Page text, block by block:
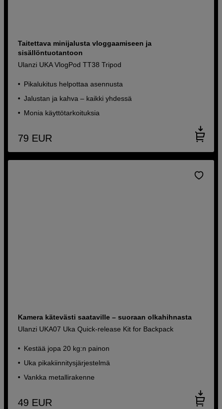
Taitettava minijalusta vloggaamiseen ja
sisällöntuotantoon
Ulanzi UKA VlogPod TT38 Tripod
Pikalukitus helpottaa asennusta
Jalustan ja kahva – kaikki yhdessä
Monia käyttötarkoituksia
79 EUR
Kamera kätevästi saataville – suoraan olkahihnasta
Ulanzi UKA07 Uka Quick-release Kit for Backpack
Kestää jopa 20 kg:n painon
Uka pikakiinnitysjärjestelmä
Vankka metallirakenne
49 EUR